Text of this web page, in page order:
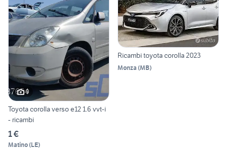
9
Toyota corolla verso e12 1.6 vvt-i
- ricambi
1 €
Matino(LE)
Ricambi toyota corolla 2023
Monza (MB)